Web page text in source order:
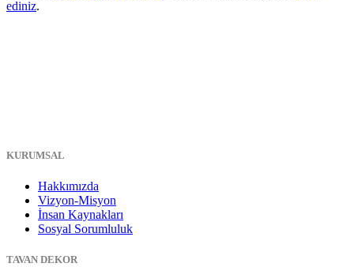
ediniz.
KURUMSAL
Hakkımızda
Vizyon-Misyon
İnsan Kaynakları
Sosyal Sorumluluk
TAVAN DEKOR